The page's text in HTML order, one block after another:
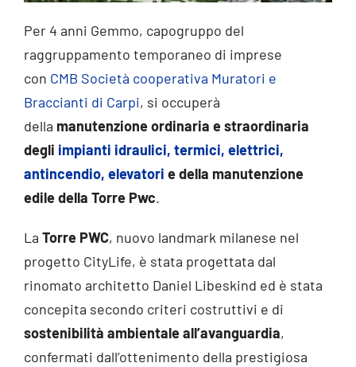
Per 4 anni Gemmo, capogruppo del
raggruppamento temporaneo di imprese
con CMB Società cooperativa Muratori e
Braccianti di Carpi, si occuperà
della manutenzione ordinaria e straordinaria
degli impianti idraulici, termici, elettrici,
antincendio, elevatori e della manutenzione
edile della Torre Pwc.
La Torre PWC, nuovo landmark milanese nel
progetto CityLife, è stata progettata dal
rinomato architetto Daniel Libeskind ed è stata
concepita secondo criteri costruttivi e di
sostenibilità ambientale all’avanguardia,
confermati dall’ottenimento della prestigiosa